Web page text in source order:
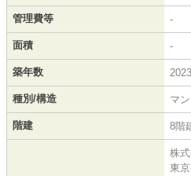
管理費等 -
面積 -
築年数
種別/構造 マ
階建 8階
株
東